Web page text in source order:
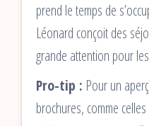
prend le temps de
Léonard conçoit des
grande attention pour
Pro-tip : Pour un
brochures, comme